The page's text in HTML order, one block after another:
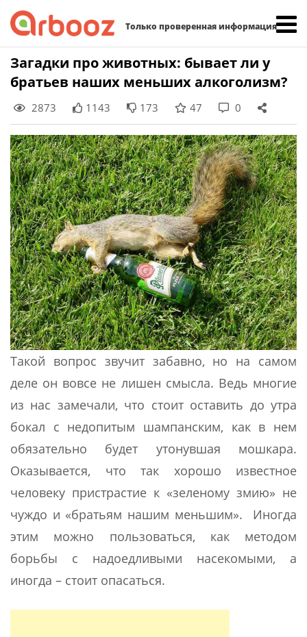
Только проверенная информация
Skip
to
content
Загадки про животных: бывает ли у
братьев наших меньших алкоголизм?
2873 1143 173 47 0
Такой вопрос звучит забавно, но на самом
деле он вовсе не лишен смысла. Ведь многие
из нас замечали, что стоит оставить до утра
бокал с недопитым шампанским, как в нем
обязательно будет утонувшая мошкара.
Оказывается, что так хорошо известное
человеку пристрастие к «зеленому змию» не
чуждо и «братьям нашим меньшим». Иногда
этим можно пользоваться, как методом
борьбы с надоедливыми насекомыми, а
иногда – стоит опасаться.
Найти: